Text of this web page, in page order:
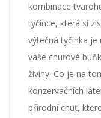
kombinace
tyčince, která si
výtečná tyčinka
vaše chuťové
živiny. Co je na
konzervačních
přírodní chuť,